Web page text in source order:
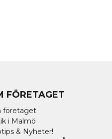
FÖRETAGET
företaget
i Malmö
& Nyheter!